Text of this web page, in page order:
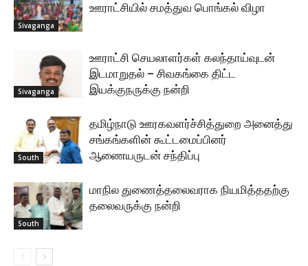
Sivaganga
ஊராட்சியில் சமத்துவ பொங்கல் விழா
Sivaganga
ஊராட்சி செயலாளர்கள் கலந்தாய்வுடன்
இடமாறுதல் – சிவகங்கை திட்ட
இயக்குநருக்கு நன்றி
South
தமிழ்நாடு ஊரகவளர்ச்சித்துறை அனைத்து
சங்கங்களின் கூட்டமைப்பினர்
ஆணையருடன் சந்திப்பு
South
மாநில துணைத்தலைவராக நியமித்ததற்கு
தலைவருக்கு நன்றி